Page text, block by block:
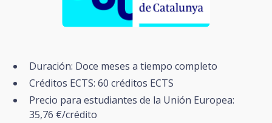
Duración: Doce meses a tiempo completo
Créditos ECTS: 60 créditos ECTS
Precio para estudiantes de la Unión Europea:
35,76 €/crédito